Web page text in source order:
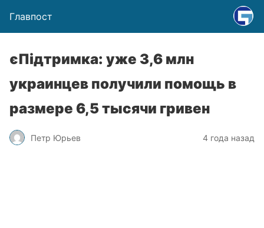
Главпост
єПідтримка: уже 3,6 млн
украинцев получили помощь в
размере 6,5 тысячи гривен
Петр Юрьев 4 года назад